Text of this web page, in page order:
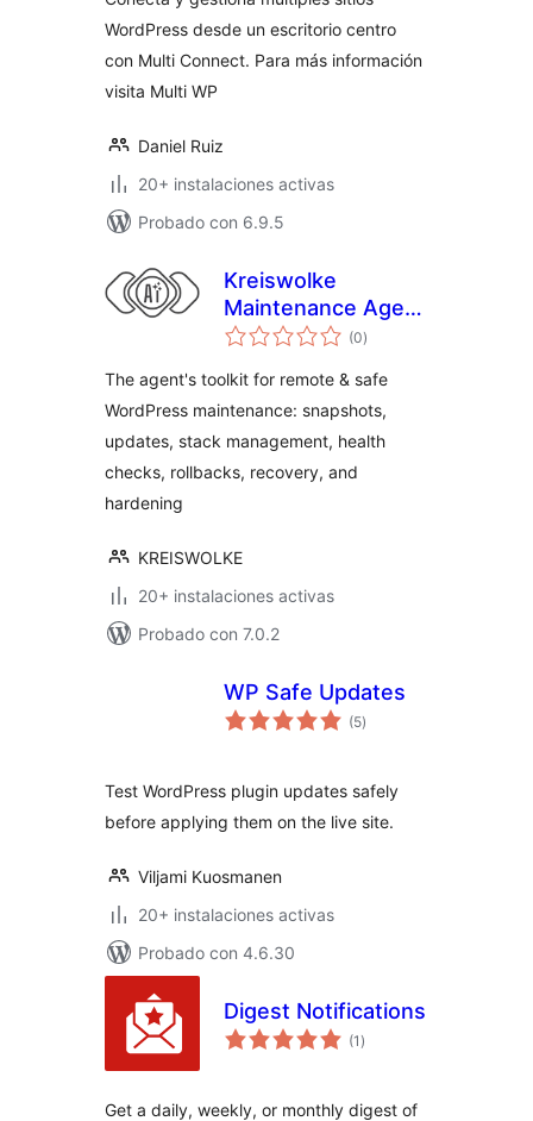
WordPress desde un escritorio centro
con Multi Connect. Para más información
visita Multi WP
Daniel Ruiz
20+ instalaciones activas
Probado con 6.9.5
Kreiswolke
Maintenance Agent
Toolkit
(0valoraciones
en
)
The agent's toolkit for remote & safe
WordPress maintenance: snapshots,
updates, stack management, health
checks, rollbacks, recovery, and
hardening
KREISWOLKE
20+ instalaciones activas
Probado con 7.0.2
WP Safe Updates
(5valoraciones
en
)
Test WordPress plugin updates safely
before applying them on the live site.
Viljami Kuosmanen
20+ instalaciones activas
Probado con 4.6.30
Digest Notifications
(1 valoraciones
en
)
Get a daily, weekly, or monthly digest of